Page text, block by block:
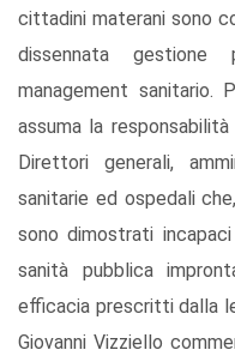
cittadini materani sono
dissennata gestione
management sanitario.
assuma la
Direttori generali,
sanitarie ed ospedali
sono dimostrati
sanità pubblica
efficacia prescritti dalla
Giovanni Vizziello